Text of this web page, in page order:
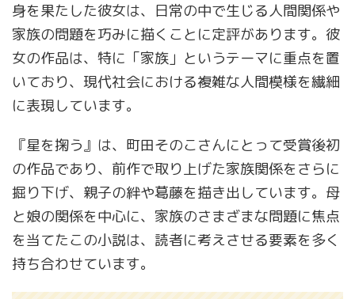
身を果たした彼女は、日常の中で生じる人間関係や
家族の問題を巧みに描くことに定評があります。彼
女の作品は、特に「家族」というテーマに重点を置
いており、現代社会における複雑な人間模様を繊細
に表現しています。
『星を掬う』は、町田そのこさんにとって受賞後初
の作品であり、前作で取り上げた家族関係をさらに
掘り下げ、親子の絆や葛藤を描き出しています。母
と娘の関係を中心に、家族のさまざまな問題に焦点
を当てたこの小説は、読者に考えさせる要素を多く
持ち合わせています。